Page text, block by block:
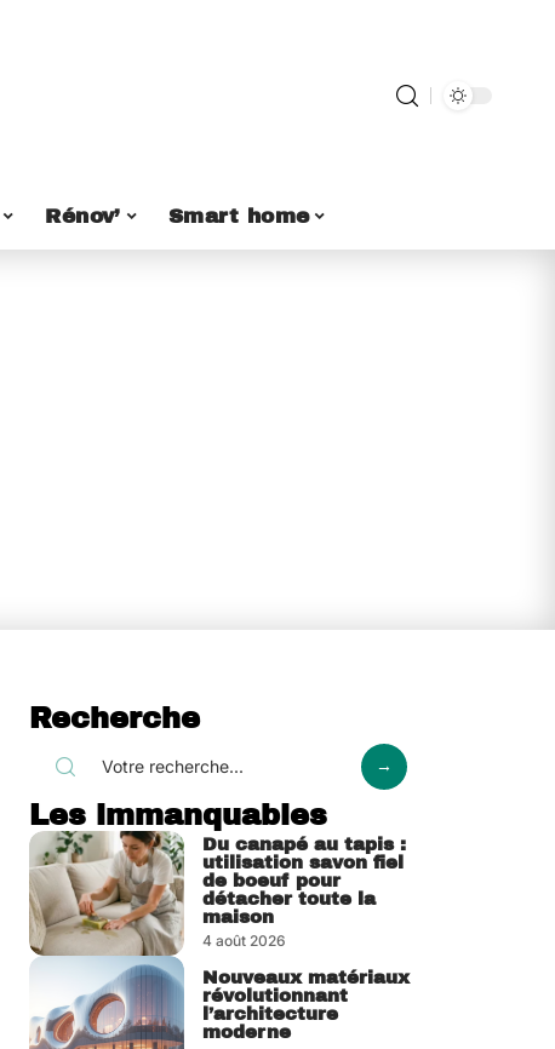
Rénov’ Smart home
Recherche
Les immanquables
Du canapé au tapis :
utilisation savon fiel
de boeuf pour
détacher toute la
maison
4 août 2026
Nouveaux matériaux
révolutionnant
l’architecture
moderne